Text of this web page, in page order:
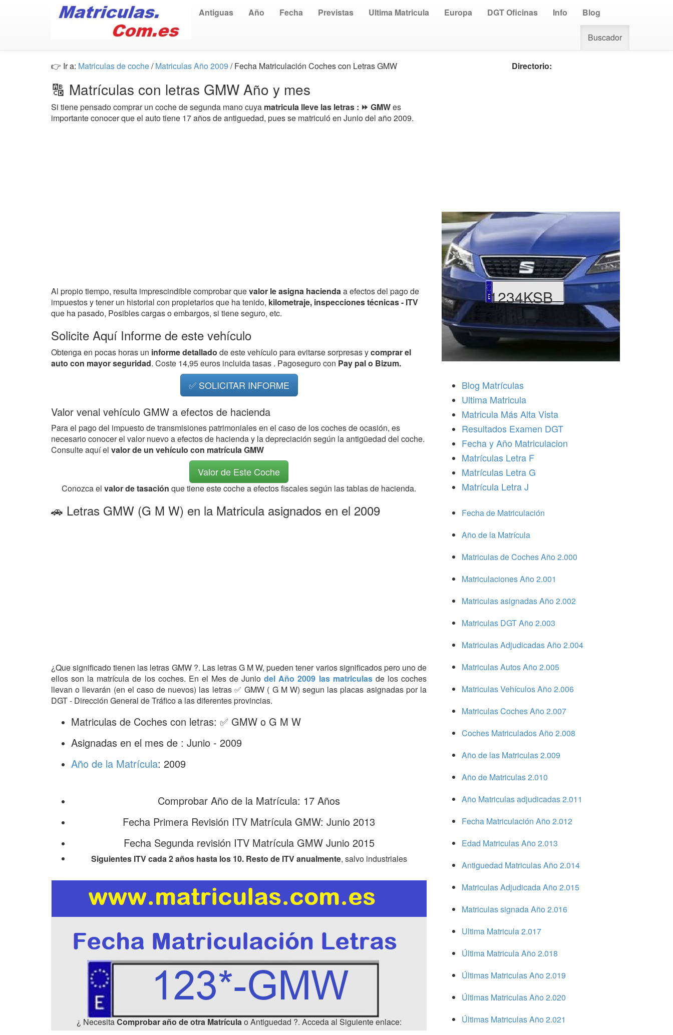
Antiguas Año Fecha Previstas Ultima Matricula Europa DGT Oficinas Info Blog
Buscador
👉 Ir a: Matriculas de coche/Matriculas Año 2009 / Fecha Matriculación Coches con Letras GMW
🔠 Matrículas con letras GMW Año y mes
Si tiene pensado comprar un coche de segunda mano cuya matricula lleve las letras : ⏩ GMWes
importante conocer que el auto tiene 17 años de antiguedad, pues se matriculó en Junio del año 2009.
Al propio tiempo, resulta imprescindible comprobar quevalor le asigna haciendaa efectos del pago de
impuestos y tener un historial con propietarios que ha tenido, kilometraje, inspecciones técnicas - ITV
que ha pasado, Posibles cargas o embargos, si tiene seguro, etc.
Solicite Aquí Informe de este vehículo
Obtenga en pocas horas un informe detallado de este vehículo para evitarse sorpresas ycomprar el
auto con mayor seguridad. Coste 14,95 euros incluida tasas . Pagoseguro con Pay pal o Bizum.
✅ SOLICITAR INFORME
Valor venal vehículo GMW a efectos de hacienda
Para el pago del impuesto de transmisiones patrimoniales en el caso de los coches de ocasión, es
necesario conocer el valor nuevo a efectos de hacienda y la depreciación según la antigüedad del coche.
Consulte aquí el valor de un vehículo con matrícula GMW
Valor de Este Coche
Conozca el valor de tasación que tiene este coche a efectos fiscales según las tablas de hacienda.
🚗 Letras GMW (G M W) en la Matricula asignados en el 2009
¿Que significado tienen las letras GMW ?. Las letras G M W, pueden tener varios significados pero uno de
ellos son la matrícula de los coches. En el Mes de Juniodel Año 2009 las matriculas de los coches
llevan o llevarán (en el caso de nuevos) las letras ✅ GMW ( G M W) segun las placas asignadas por la
DGT - Dirección General de Tráfico a las diferentes provincias.
Matriculas de Coches con letras: ✅ GMW o G M W
Asignadas en el mes de : Junio - 2009
Año de la Matrícula: 2009
Comprobar Año de la Matrícula: 17 Años
Fecha Primera Revisión ITV Matrícula GMW: Junio 2013
Fecha Segunda revisión ITV Matrícula GMW Junio 2015
Siguientes ITV cada 2 años hasta los 10. Resto de ITV anualmente, salvo industriales
¿ NecesitaComprobar año de otra Matrículao Antiguedad ?. Acceda al Siguiente enlace:
Directorio:
1234KSB
Blog Matrículas
Ultima Matricula
Matricula Más Alta Vista
Resultados Examen DGT
Fecha y Año Matriculacion
Matrículas Letra F
Matrículas Letra G
Matrícula Letra J
Fecha de Matriculación
Año de la Matrícula
Matriculas de Coches Año 2.000
Matriculaciones Año 2.001
Matriculas asignadas Año 2.002
Matriculas DGT Año 2.003
Matriculas Adjudicadas Año 2.004
Matriculas Autos Año 2.005
Matriculas Vehículos Año 2.006
Matriculas Coches Año 2.007
Coches Matriculados Año 2.008
Año de las Matriculas 2.009
Año de Matriculas 2.010
Año Matriculas adjudicadas 2.011
Fecha Matriculación Año 2.012
Edad Matriculas Año 2.013
Antiguedad Matriculas Año 2.014
Matriculas Adjudicada Año 2.015
Matriculas signada Año 2.016
Ultima Matricula 2.017
Última Matricula Año 2.018
Últimas Matriculas Año 2.019
Últimas Matriculas Año 2.020
Últimas Matriculas Año 2.021